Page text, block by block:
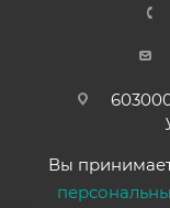
Вы